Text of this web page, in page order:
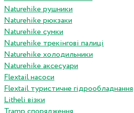
Naturehike рушники
Naturehike рюкзаки
Naturehike сумки
Naturehike трекінгові палиці
Naturehike холодильники
Naturehike аксесуари
Flextail насоси
Flextail туристичне гідрообладнання
Litheli візки